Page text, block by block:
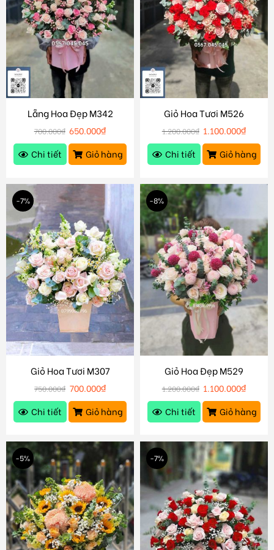
Lẵng Hoa Đẹp M342
700.000₫ 650.000₫
Chi tiết
Giỏ hàng
Giỏ Hoa Tươi M526
1.200.000₫ 1.100.000₫
Chi tiết
Giỏ hàng
-7%
Giỏ Hoa Tươi M307
750.000₫ 700.000₫
Chi tiết
Giỏ hàng
-8%
Giỏ Hoa Đẹp M529
1.200.000₫ 1.100.000₫
Chi tiết
Giỏ hàng
-5% -7%